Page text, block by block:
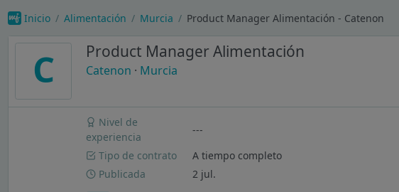
Inicio Alimentación Murcia Product Manager Alimentación - Catenon
C Product Manager Alimentación
Catenon · Murcia
Nivel de
experiencia
---
Tipo de contrato
A tiempo completo
Publicada
2 jul.